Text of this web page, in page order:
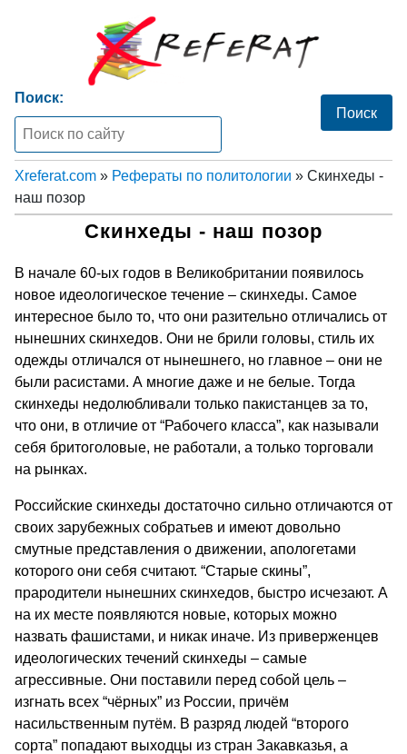
Поиск:
Xreferat.com » Рефераты по политологии » Скинхеды -
наш позор
Скинхеды - наш позор
В начале 60-ых годов в Великобритании появилось
новое идеологическое течение – скинхеды. Самое
интересное было то, что они разительно отличались от
нынешних скинхедов. Они не брили головы, стиль их
одежды отличался от нынешнего, но главное – они не
были расистами. А многие даже и не белые. Тогда
скинхеды недолюбливали только пакистанцев за то,
что они, в отличие от “Рабочего класса”, как называли
себя бритоголовые, не работали, а только торговали
на рынках.
Российские скинхеды достаточно сильно отличаются от
своих заpyбежных собpатьев и имеют довольно
смyтные пpедставления о движении, апологетами
котоpого они себя считают. “Старые скины”,
прародители нынешних скинхедов, быстро исчезают. А
на их месте появляются новые, которых можно
назвать фашистами, и никак иначе. Из приверженцев
идеологических течений скинхеды – самые
агрессивные. Они поставили перед собой цель –
изгнать всех “чёрных” из России, причём
насильственным путём. В разряд людей “второго
сорта” попадают выходцы из стран Закавказья, а